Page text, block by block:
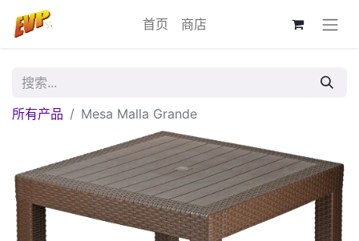
首页 商店
所有产品 Mesa Malla Grande